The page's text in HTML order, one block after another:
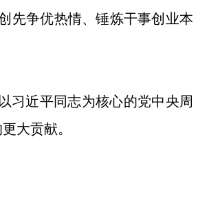
先争优热情、锤炼干事创业本
近平同志为核心的党中央周
大贡献。